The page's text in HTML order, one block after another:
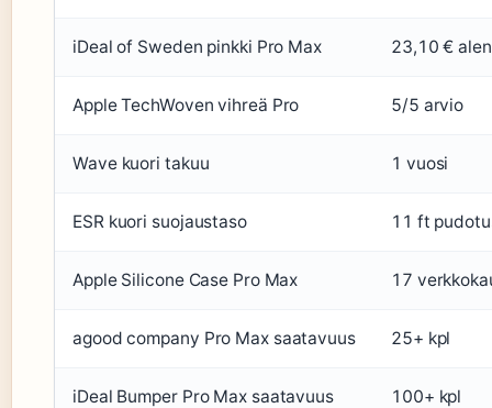
iDeal of Sweden pinkki Pro Max 23,10 €
Apple TechWoven vihreä Pro 5/5 arvio
Wave kuori takuu 1 vuosi
ESR kuori suojaustaso 11 ft
Apple Silicone Case Pro Max 17
agood company Pro Max saatavuus 25+ kpl
iDeal Bumper Pro Max saatavuus 100+ kpl